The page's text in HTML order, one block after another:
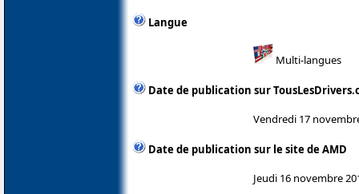
Langue
Multi-langues
Date de publication sur
Vendredi 17
Date de publication sur le site de AMD
Jeudi 16 novembre